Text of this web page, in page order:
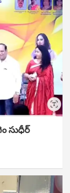
సుధీర్